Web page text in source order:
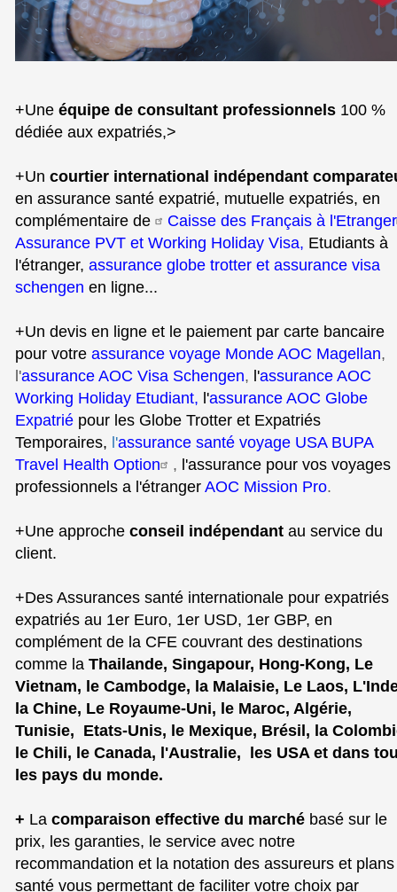
+Uneéquipe de consultant professionnels 100 %
dédiée aux expatriés,>
+Un courtier international indépendant
en assurance santé expatrié, mutuelle expatriés, en
complémentaire de
Caisse des Français à l'Etranger
Assurance PVT et Working Holiday Visa, Etudiants à
l'étranger, assurance globe trotter etassurance visa
schengen en ligne...
+Un devis en ligne et le paiement par carte bancaire
pour votre assurance voyage Monde AOC Magellan,
l'assurance AOC Visa Schengen, l'assurance AOC
Working Holiday Etudiant, l'assurance AOC Globe
Expatrié pour les Globe Trotter et Expatriés
Temporaires, l'assurance santé voyage USA BUPA
Travel Health Option
, l'assurance pour vos voyages
professionnels a l'étranger AOC Mission Pro.
+Une approcheconseil indépendant au service du
client.
+Des Assurances santé internationale pour expatriés
expatriés au 1er Euro, 1er USD, 1er GBP, en
complément de la CFE couvrant des destinations
comme laThailande, Singapour, Hong-Kong, Le
Vietnam, le Cambodge, la Malaisie, Le Laos,
la Chine, Le Royaume-Uni, le Maroc, Algérie,
Tunisie, Etats-Unis, le Mexique, Brésil, la
le Chili, le Canada, l'Australie, les USA et dans
les pays du monde.
+ Lacomparaison effective du marché basé sur le
prix, les garanties, le service avec notre
recommandation et la notation des assureurs et plans
santé vous permettant de faciliter votre choix par